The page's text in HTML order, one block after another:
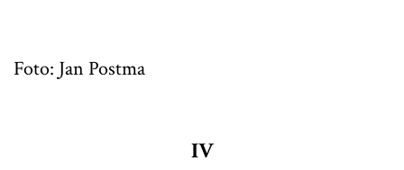
Foto: Jan Postma
IV